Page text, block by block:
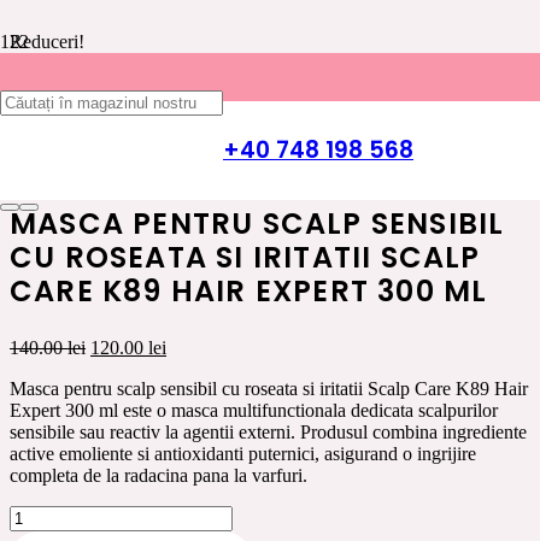
+40 748 198 568
Reduceri!
Prima pagină/INGRIJIRE PAR K89 HAIR EXPERT/TIPURI
/ Masca pentru scalp sensibil cu roseata si iritatii Scalp Care
MASCA PENTRU SCALP SENSIBIL
CU ROSEATA SI IRITATII SCALP
CARE K89 HAIR EXPERT 300 ML
140.00lei Prețul
a
fost:
140.00 lei.
120.00 lei
este:
120.00 lei.
Masca pentru scalp sensibil cu roseata si iritatii Scalp Care K89 Hair
Expert 300 ml este o masca multifunctionala dedicata scalpurilor
sensibile sau reactiv la agentii externi. Produsul combina ingrediente
active emoliente si antioxidanti puternici, asigurand o ingrijire
completa de la radacina pana la varfuri.
Cantitate
Masca